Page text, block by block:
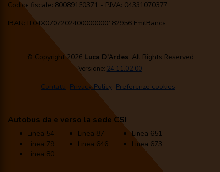
Codice fiscale: 80089150371 - P.IVA: 04331070377
IBAN: IT04X0707202400000000182956 EmilBanca
© Copyright 2026 Luca D'Ardes. All Rights Reserved
Versione: 24.11.02.00
Contatti Privacy Policy Preferenze cookies
Autobus da e verso la sede CSI
Linea 54
Linea 79
Linea 80
Linea 87
Linea 646
Linea 651
Linea 673